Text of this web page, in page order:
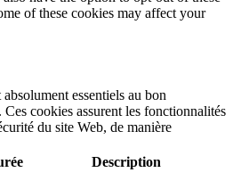
of these cookies may affect your
essentiels au bon
cookies assurent les fonctionnalités
du site Web, de manière
Description